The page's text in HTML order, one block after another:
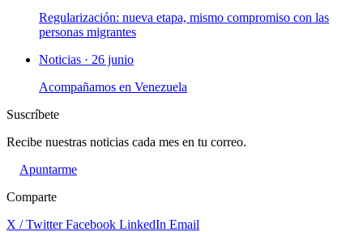
Regularización: nueva etapa, mismo compromiso con las
personas migrantes
Noticias · 26 junio
Acompañamos en Venezuela
Suscríbete
Recibe nuestras noticias cada mes en tu correo.
Apuntarme
Comparte
X / TwitterFacebook LinkedIn Email